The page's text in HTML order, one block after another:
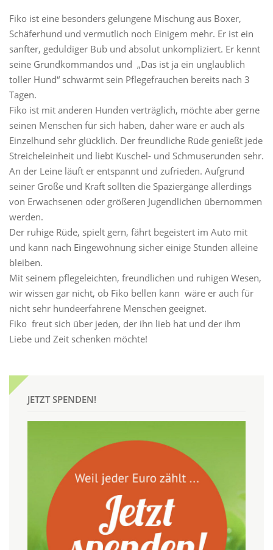
Fiko ist eine besonders gelungene Mischung aus Boxer,
Schäferhund und vermutlich noch Einigem mehr. Er ist ein
sanfter, geduldiger Bub und absolut unkompliziert. Er kennt
seine Grundkommandos und „Das ist ja ein unglaublich
toller Hund“ schwärmt sein Pflegefrauchen bereits nach 3
Tagen.
Fiko ist mit anderen Hunden verträglich, möchte aber gerne
seinen Menschen für sich haben, daher wäre er auch als
Einzelhund sehr glücklich. Der freundliche Rüde genießt jede
Streicheleinheit und liebt Kuschel- und Schmuserunden sehr.
An der Leine läuft er entspannt und zufrieden. Aufgrund
seiner Größe und Kraft sollten die Spaziergänge allerdings
von Erwachsenen oder größeren Jugendlichen übernommen
werden.
Der ruhige Rüde, spielt gern, fährt begeistert im Auto mit
und kann nach Eingewöhnung sicher einige Stunden alleine
bleiben.
Mit seinem pflegeleichten, freundlichen und ruhigen Wesen,
wir wissen gar nicht, ob Fiko bellen kann wäre er auch für
nicht sehr hundeerfahrene Menschen geeignet.
Fiko freut sich über jeden, der ihn lieb hat und der ihm
Liebe und Zeit schenken möchte!
JETZT SPENDEN!